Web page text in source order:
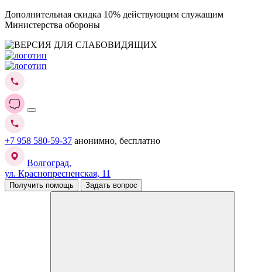
Дополнительная скидка 10% действующим служащим
Министерства обороны
+7 958 580-59-37 анонимно, бесплатно
Волгоград,
ул. Краснопресненская, 11
Получить помощь Задать вопрос